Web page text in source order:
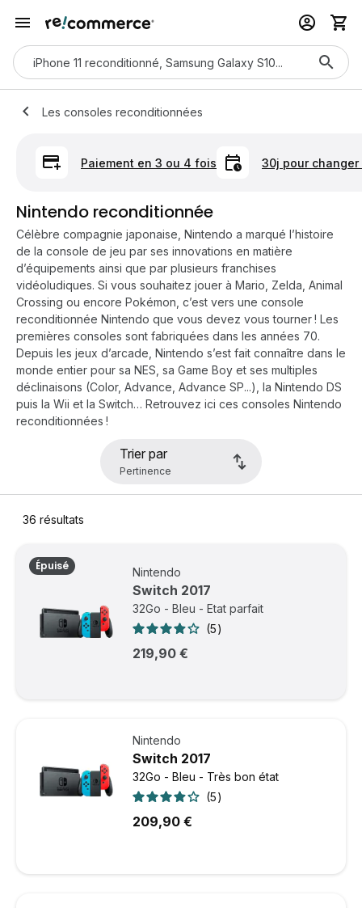
Les consoles reconditionnées
Paiement en 3 ou 4 fois 30j pour
Nintendo reconditionnée
Célèbre compagnie japonaise, Nintendo a marqué l’histoire
de la console de jeu par ses innovations en matière
d’équipements ainsi que par plusieurs franchises
vidéoludiques. Si vous souhaitez jouer à Mario, Zelda, Animal
Crossing ou encore Pokémon, c’est vers une console
reconditionnée Nintendo que vous devez vous tourner ! Les
premières consoles sont fabriquées dans les années 70.
Depuis les jeux d’arcade, Nintendo s’est fait connaître dans le
monde entier pour sa NES, sa Game Boy et ses multiples
déclinaisons (Color, Advance, Advance SP...), la Nintendo DS
puis la Wii et la Switch… Retrouvez ici ces consoles Nintendo
reconditionnées !
Trier par
36 résultats
Épuisé Nintendo
Switch 2017
32Go - Bleu - Etat parfait
5
219,90 €
Nintendo
Switch 2017
32Go - Bleu - Très bon état
5
209,90 €